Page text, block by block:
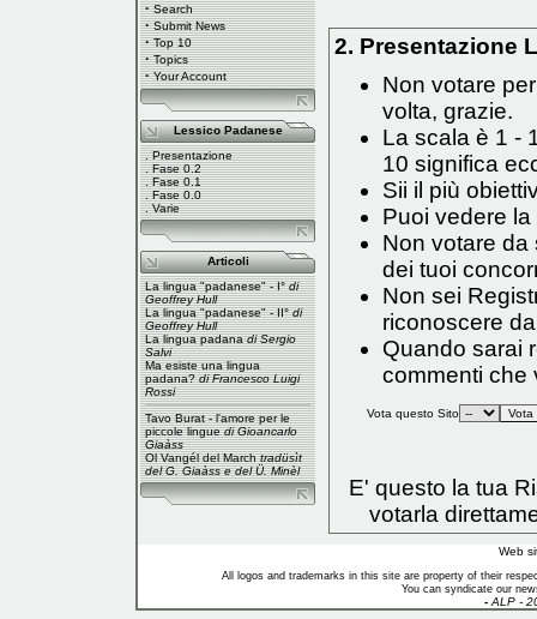
· Search
· Submit News
· Top 10
· Topics
· Your Account
Lessico Padanese
.Presentazione
.Fase 0.2
.Fase 0.1
.Fase 0.0
.Varie
Articoli
La lingua "padanese" - I° di
Geoffrey Hull
La lingua "padanese" - II° di
Geoffrey Hull
La lingua padana di Sergio
Salvi
Ma esiste una lingua
padana? di Francesco Luigi
Rossi
Tavo Burat - l'amore per le
piccole linguedi Gioancarlo
Giaàss
Ol Vangél del March tradüsìt
del G. Giaàss e del Ü. Minèl
2. Presentazione
Non votare
volta, grazie.
La scala è 1 -
10 significa
Sii il più
Puoi vedere
Non votare da
dei tuoi
Non sei
riconoscere
Quando sarai
commenti che
Vota questo Sito
E' questo la tua
votarla
Web
All logos and trademarks in this site are property of their
You can syndicate our
- ALP -